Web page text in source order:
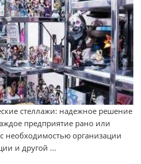
стеллажи: надежное решение
предприятие рано или
необходимостью организации
и другой ...